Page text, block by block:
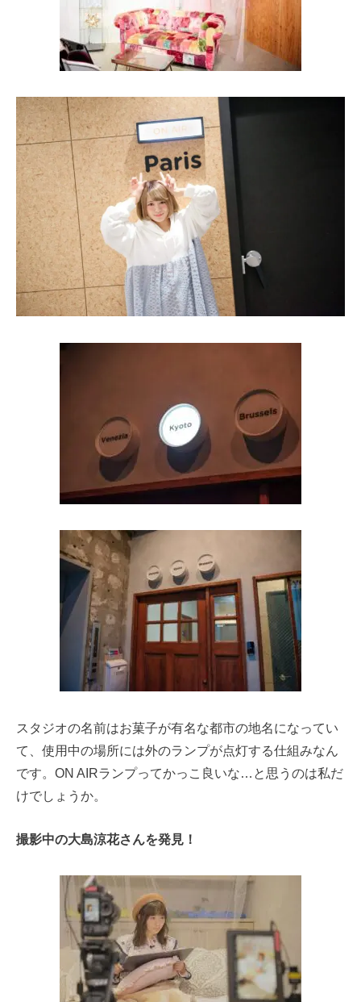
スタジオの名前はお菓子が有名な都市の地名になってい
て、使用中の場所には外のランプが点灯する仕組みなん
です。ON AIRランプってかっこ良いな…と思うのは私だ
けでしょうか。
撮影中の大島涼花さんを発見！